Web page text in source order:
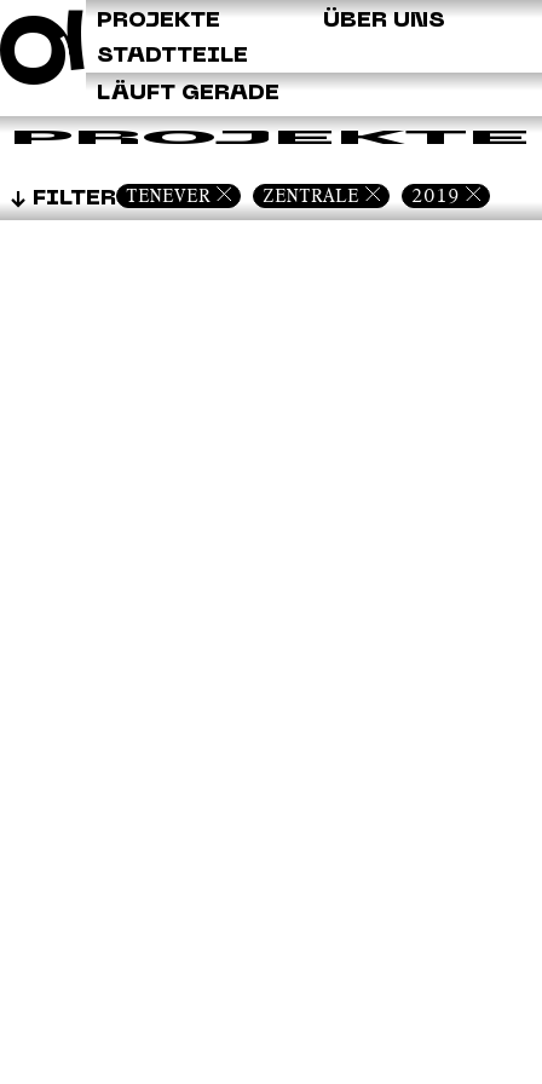
ÜBER UNS
PROJEKTE
STADTTEILE
LÄUFT GERADE
PROJEKTE
FILTER TENEVER ZENTRALE 2019